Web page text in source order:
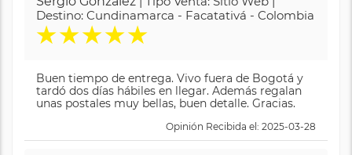
Destino: Cundinamarca - Facatativá - Colombia
★★★★★
Buen tiempo de entrega. Vivo fuera de Bogotá y
tardó dos días hábiles en llegar. Además regalan
unas postales muy bellas, buen detalle. Gracias.
Opinión Recibida el: 2025-03-28